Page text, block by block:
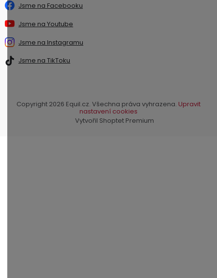
Jsme na Facebooku
Jsme na Youtube
Jsme na Instagramu
Jsme na TikToku
Vytvořil Shoptet Premium
Copyright 2026 Equil.cz. Všechna práva vyhrazena. Upravit
nastavení cookies